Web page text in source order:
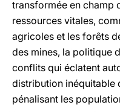
transformée en champ
ressources vitales,
agricoles et les forêts
des mines, la politique
conflits qui éclatent
distribution inéquitable
pénalisant les